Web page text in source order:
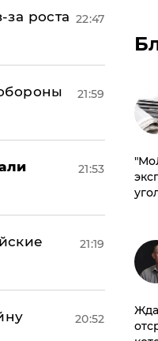
роста 22:47
21:59
21:53
21:19
20:52